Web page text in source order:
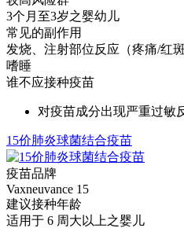
3个月至3岁之婴幼儿
常见的副作用
发烧、注射部位反应（疼痛/红
嗜睡
谁不应接种疫苗
对疫苗成分出现严重过敏
15价肺炎球菌结合疫苗
疫苗品牌
Vaxneuvance 15
建议接种年龄
适用于 6 周大以上之婴儿